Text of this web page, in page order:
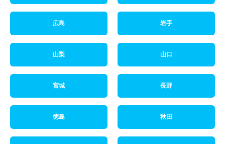
広島 岩手
山梨 山口
宮城 長野
徳島 秋田